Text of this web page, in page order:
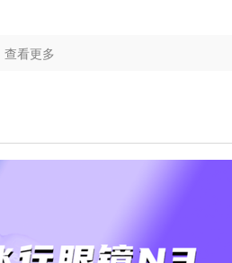
查看更多